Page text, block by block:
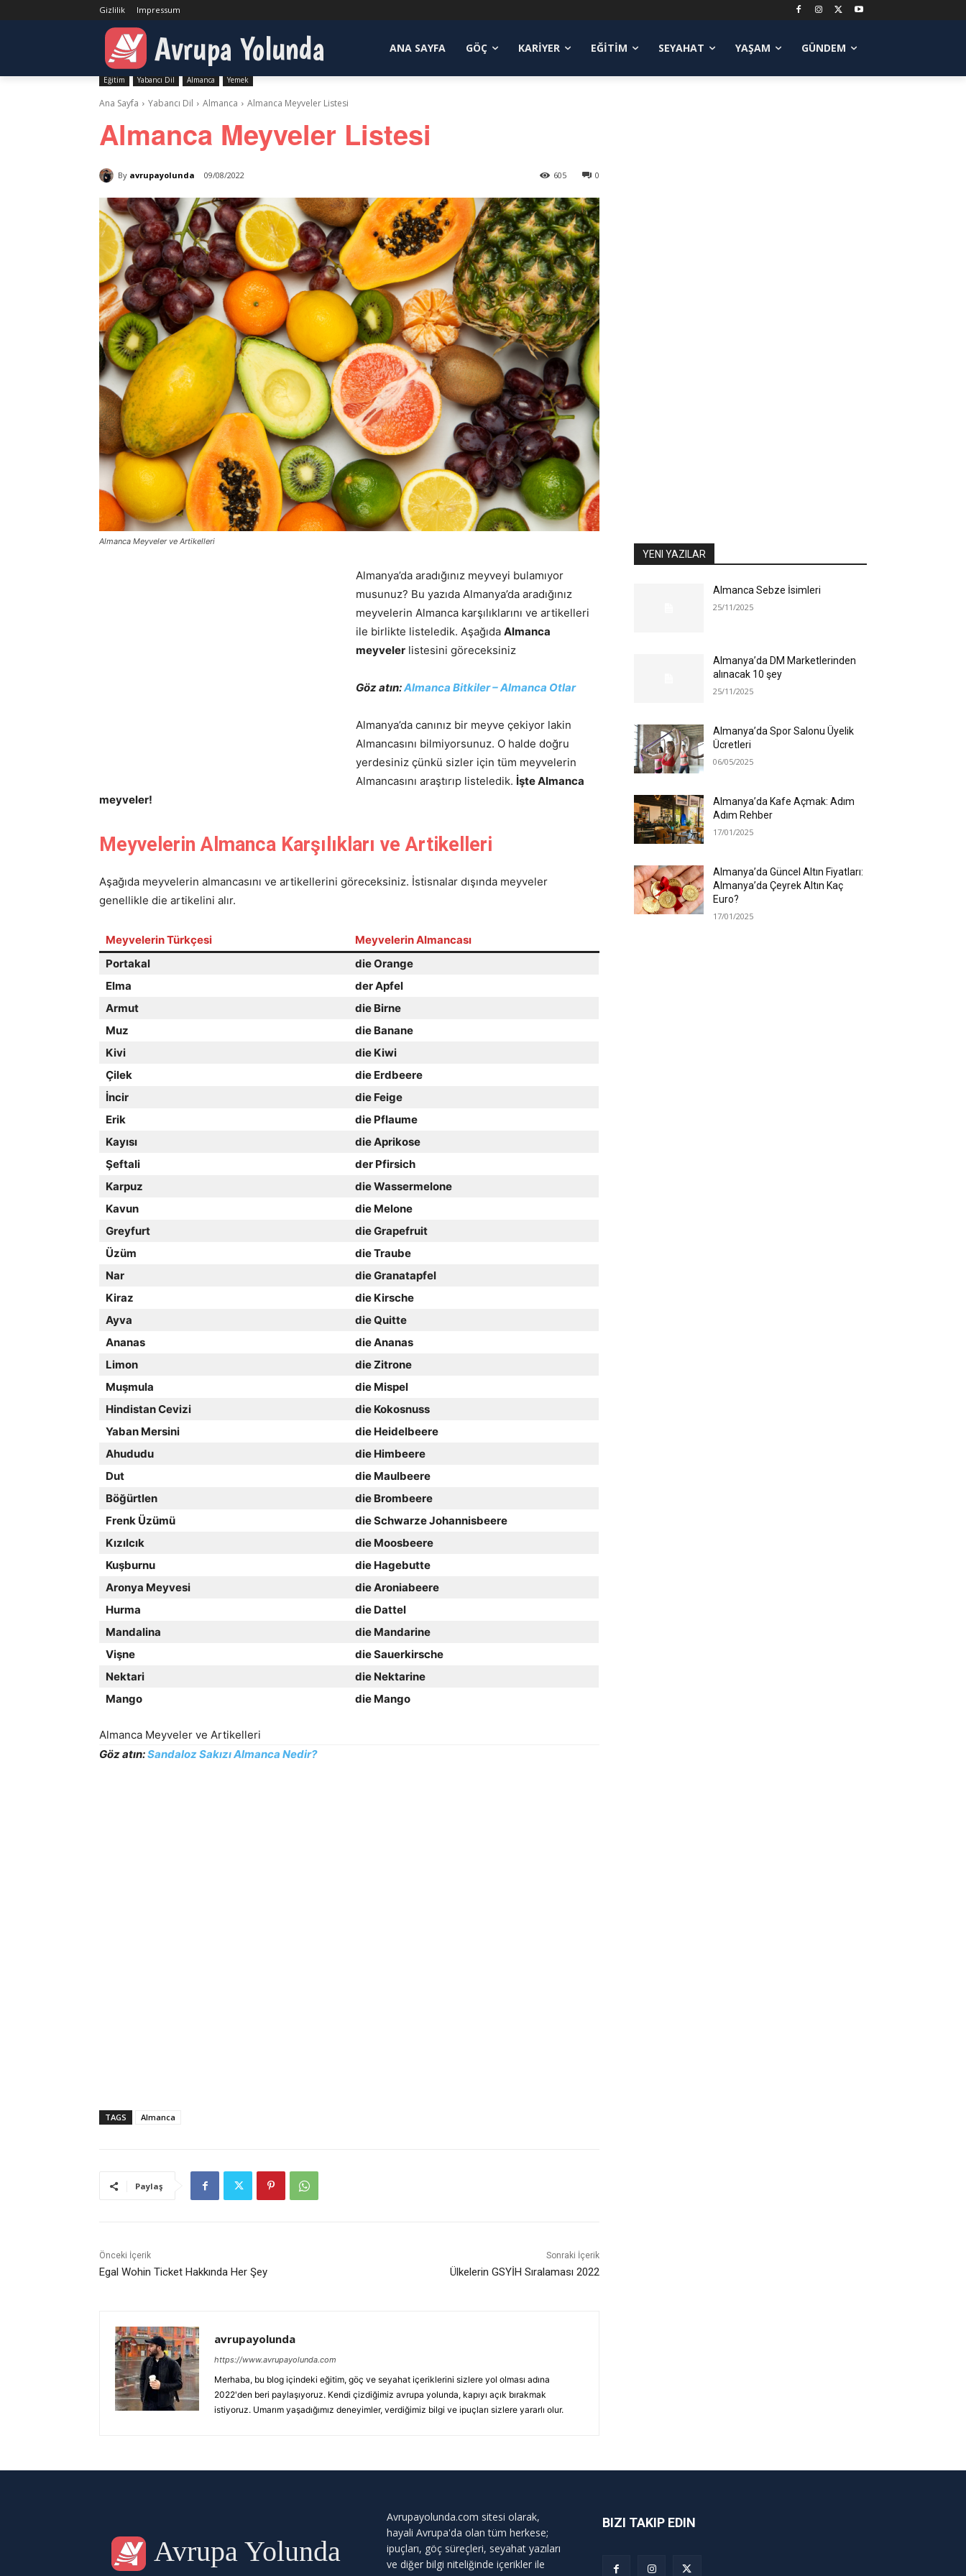
Gizlilik Impressum
Avrupa Yolunda ANA SAYFA GÖÇ KARIYER EĞITIM SEYAHAT YAŞAM GÜNDEM
Eğitim Yabancı Dil Almanca Yemek
Ana Sayfa Yabancı Dil Almanca Almanca Meyveler Listesi
Almanca Meyveler Listesi
By avrupayolunda 09/08/2022 0
605
Almanca Meyveler ve Artikelleri
Almanya’da aradığınız meyveyi bulamıyor
musunuz? Bu yazıda Almanya’da aradığınız
meyvelerin Almanca karşılıklarını ve artikelleri
ile birlikte listeledik. Aşağıda Almanca
meyveler listesini göreceksiniz
Göz atın:Almanca Bitkiler – Almanca Otlar
Almanya’da canınız bir meyve çekiyor lakin
Almancasını bilmiyorsunuz. O halde doğru
yerdesiniz çünkü sizler için tüm meyvelerin
Almancasını araştırıp listeledik. İşte Almanca
meyveler!
Meyvelerin Almanca Karşılıkları ve Artikelleri
Aşağıda meyvelerin almancasını ve artikellerini göreceksiniz. İstisnalar dışında meyveler
genellikle die artikelini alır.
Meyvelerin Türkçesi
Meyvelerin Almancası
Portakal
die Orange
Elma
der Apfel
Armut
die Birne
Muz
die Banane
Kivi
die Kiwi
Çilek
die Erdbeere
İncir
die Feige
Erik
die Pflaume
Kayısı
die Aprikose
Şeftali
der Pfirsich
Karpuz
die Wassermelone
Kavun
die Melone
Greyfurt
die Grapefruit
Üzüm
die Traube
Nar
die Granatapfel
Kiraz
die Kirsche
Ayva
die Quitte
Ananas
die Ananas
Limon
die Zitrone
Muşmula
die Mispel
Hindistan Cevizi
die Kokosnuss
Yaban Mersini
die Heidelbeere
Ahududu
die Himbeere
Dut
die Maulbeere
Böğürtlen
die Brombeere
Frenk Üzümü
die Schwarze Johannisbeere
Kızılcık
die Moosbeere
Kuşburnu
die Hagebutte
Aronya Meyvesi
die Aroniabeere
Hurma
die Dattel
Mandalina
die Mandarine
Vişne
die Sauerkirsche
Nektari
die Nektarine
Mango
die Mango
Almanca Meyveler ve Artikelleri
Göz atın:Sandaloz Sakızı Almanca Nedir?
TAGS Almanca
Paylaş
Önceki İçerik
Egal Wohin Ticket Hakkında Her Şey
Sonraki İçerik
Ülkelerin GSYİH Sıralaması 2022
avrupayolunda
https://www.avrupayolunda.com
Merhaba, bu blog içindeki eğitim, göç ve seyahat içeriklerini sizlere yol olması adına
2022'den beri paylaşıyoruz. Kendi çizdiğimiz avrupa yolunda, kapıyı açık bırakmak
istiyoruz. Umarım yaşadığımız deneyimler, verdiğimiz bilgi ve ipuçları sizlere yararlı olur.
YENI YAZILAR
Almanca Sebze İsimleri
25/11/2025
Almanya’da DM Marketlerinden
alınacak 10 şey
25/11/2025
Almanya’da Spor Salonu Üyelik
Ücretleri
06/05/2025
Almanya’da Kafe Açmak: Adım
Adım Rehber
17/01/2025
Almanya’da Güncel Altın Fiyatları:
Almanya’da Çeyrek Altın Kaç
Euro?
17/01/2025
Avrupa Yolunda
Avrupayolunda.com sitesi olarak,
hayali Avrupa'da olan tüm herkese;
ipuçları, göç süreçleri, seyahat yazıları
ve diğer bilgi niteliğinde içerikler ile
BIZI TAKIP EDIN